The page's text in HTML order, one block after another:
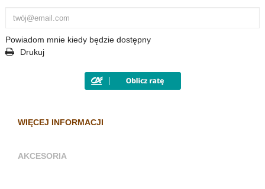
Powiadom mnie kiedy będzie dostępny
Drukuj
WIĘCEJ INFORMACJI
AKCESORIA